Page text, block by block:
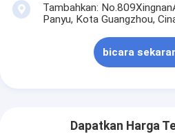
Tambahkan:
Panyu, Kota Guangzhou,
bicara
Dapatkan Harga